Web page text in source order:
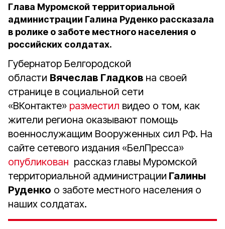
Глава Муромской территориальной
администрации Галина Руденко рассказала
в ролике о заботе местного населения о
российских солдатах.
Губернатор Белгородской
области Вячеслав Гладков на своей
странице в социальной сети
«ВКонтакте» разместил видео о том, как
жители региона оказывают помощь
военнослужащим Вооруженных сил РФ. На
сайте сетевого издания «БелПресса»
опубликован рассказ главы Муромской
территориальной администрации Галины
Руденко о заботе местного населения о
наших солдатах.